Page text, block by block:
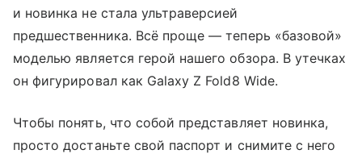
и новинка не стала ультраверсией
предшественника. Всё проще — теперь «базовой»
моделью является герой нашего обзора. В утечках
он фигурировал как Galaxy Z Fold8 Wide.
Чтобы понять, что собой представляет новинка,
просто достаньте свой паспорт и снимите с него